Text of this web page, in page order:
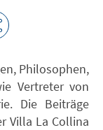
Philosophen,
Vertreter von
Die Beiträge
Villa La Collina